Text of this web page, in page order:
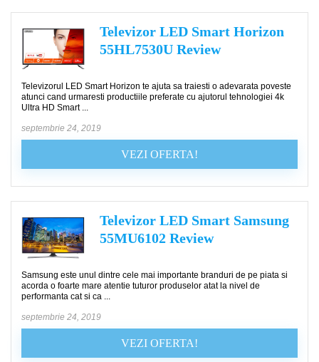
Televizor LED Smart Horizon
55HL7530U Review
Televizorul LED Smart Horizon te ajuta sa traiesti o adevarata poveste
atunci cand urmaresti productiile preferate cu ajutorul tehnologiei 4k
Ultra HD Smart ...
septembrie 24, 2019
VEZI OFERTA!
Televizor LED Smart Samsung
55MU6102 Review
Samsung este unul dintre cele mai importante branduri de pe piata si
acorda o foarte mare atentie tuturor produselor atat la nivel de
performanta cat si ca ...
septembrie 24, 2019
VEZI OFERTA!